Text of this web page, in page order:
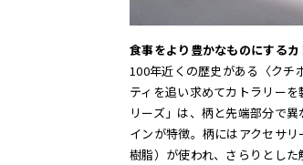
食事をより豊かなものにするカ
100年近くの歴史がある〈クチ
ティを追い求めてカトラリー
リーズ」は、柄と先端部分で
インが特徴。柄にはアクセサ
樹脂）が使われ、さらりとし